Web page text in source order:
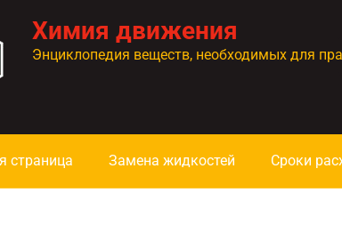
Химия движения
Энциклопедия веществ, необходимых для
страница Замена жидкостей Сроки